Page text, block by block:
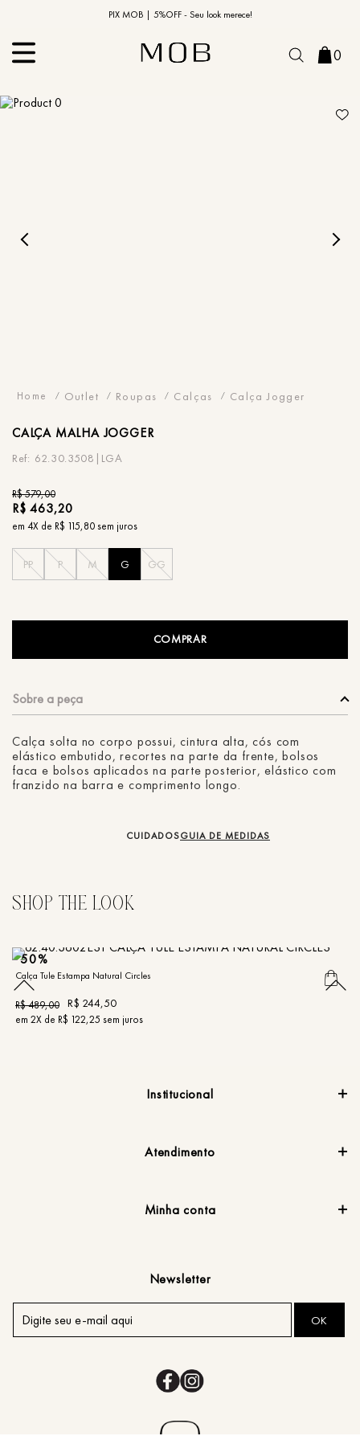
PIX MOB | 5%OFF - Seu look merece!
10% OFF na primeira compra | Cupom: BEMVINDO10*
0
Outlet Roupas Calças Calça Jogger
CALÇA MALHA JOGGER
62.30.3508|LGA
R$579,00
R$ 463,20
em 4X de R$ 115,80sem juros
PP P M G GG
COMPRAR
Calça solta no corpo possui, cintura alta, cós com
elástico embutido, recortes na parte da frente, bolsos
faca e bolsos aplicados na parte posterior, elástico com
franzido na barra e comprimento longo.
CUIDADOSGUIA DE MEDIDAS
50%
Calça Tule Estampa Natural Circles
R$489,00 R$ 244,50
em 2X de R$ 122,25 sem juros
Institucional
Atendimento
Minha conta
Newsletter
OK